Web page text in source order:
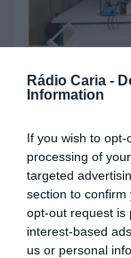
Rádio Caria -
Information
If you wish to
processing of
targeted
section to
opt-out request is
interest-based
us or personal
GNR
concelho
COVILHÃ
reforça
das
3 DE AGOSTO, 2026